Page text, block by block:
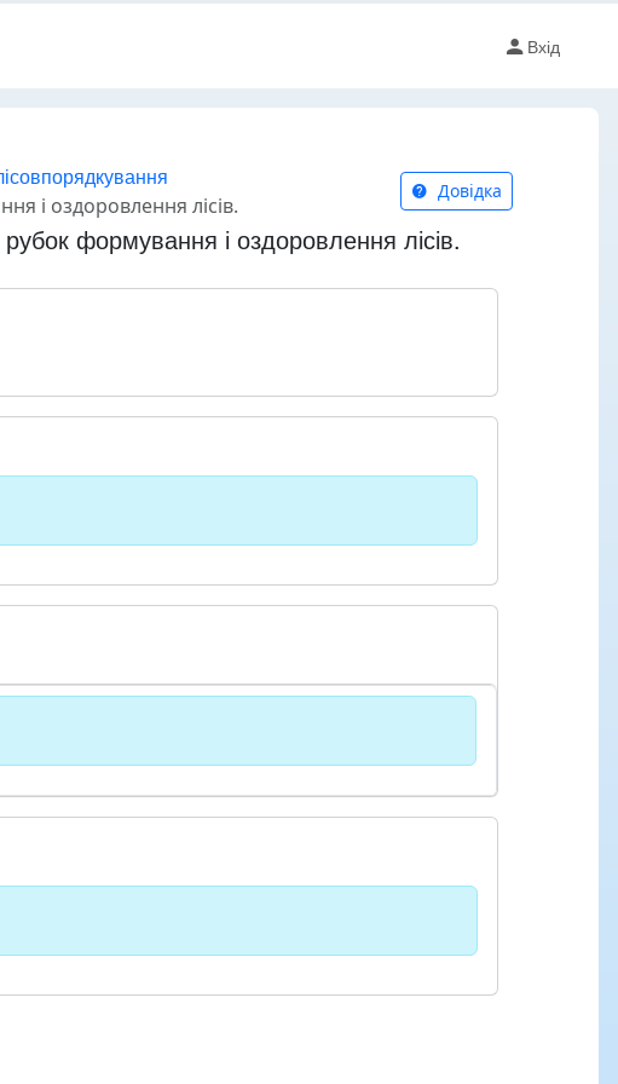
Вхід
і оздоровлення лісів.
Довідка
формування і оздоровлення лісів.